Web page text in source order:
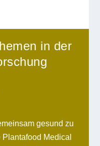
in der
gesund zu
Medical